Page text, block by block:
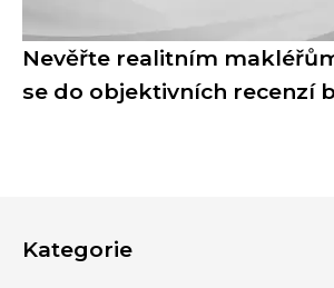
Nevěřte realitním
se do objektivních recenzí
Kategorie